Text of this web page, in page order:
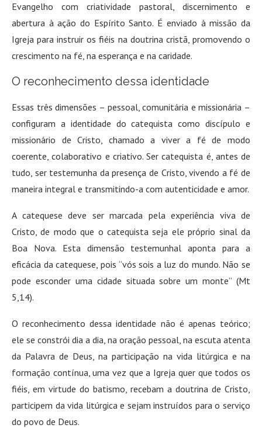
Evangelho com criatividade pastoral, discernimento e
abertura à ação do Espírito Santo. É enviado à missão da
Igreja para instruir os fiéis na doutrina cristã, promovendo o
crescimento na fé, na esperança e na caridade.
O reconhecimento dessa identidade
Essas três dimensões – pessoal, comunitária e missionária –
configuram a identidade do catequista como discípulo e
missionário de Cristo, chamado a viver a fé de modo
coerente, colaborativo e criativo. Ser catequista é, antes de
tudo, ser testemunha da presença de Cristo, vivendo a fé de
maneira integral e transmitindo-a com autenticidade e amor.
A catequese deve ser marcada pela experiência viva de
Cristo, de modo que o catequista seja ele próprio sinal da
Boa Nova. Esta dimensão testemunhal aponta para a
eficácia da catequese, pois “vós sois a luz do mundo. Não se
pode esconder uma cidade situada sobre um monte” (Mt
5,14).
O reconhecimento dessa identidade não é apenas teórico;
ele se constrói dia a dia, na oração pessoal, na escuta atenta
da Palavra de Deus, na participação na vida litúrgica e na
formação contínua, uma vez que a Igreja quer que todos os
fiéis, em virtude do batismo, recebam a doutrina de Cristo,
participem da vida litúrgica e sejam instruídos para o serviço
do povo de Deus.